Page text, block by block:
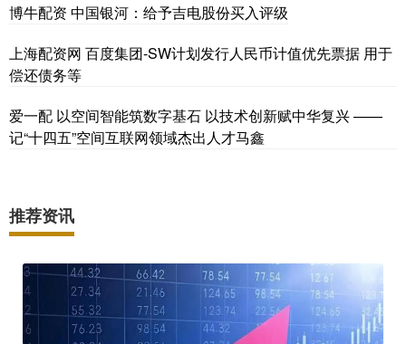
博牛配资 中国银河：给予吉电股份买入评级
上海配资网 百度集团-SW计划发行人民币计值优先票据 用于
偿还债务等
爱一配 以空间智能筑数字基石 以技术创新赋中华复兴 ——
记“十四五”空间互联网领域杰出人才马鑫
推荐资讯